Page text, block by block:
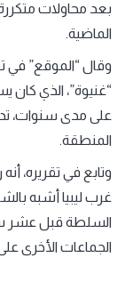
بعد محاولات
الماضية.
وقال “الموقع” في
“غنيوة”، الذي
على مدى سنوات،
المنطقة.
وتابع في تقريره،
غرب ليبيا أشبه
السلطة قبل عشر
الجماعات الأخرى